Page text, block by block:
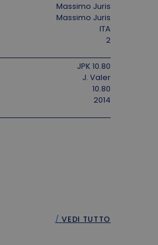
Massimo Juris
Massimo Juris
ITA
2
JPK 10.80
J. Valer
10.80
2014
VEDI TUTTO